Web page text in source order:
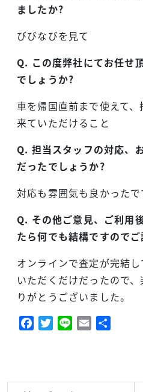
ましたか?
びびなびを見て
Q. この度弊社にてお任せ
でしょうか?
車を帰国直前まで使えて
来ていただけること
Q. 担当スタッフの対応、
だったでしょうか?
対応も雰囲気も良かったで
Q. その他ご意見、ご利用
たら何でも結構ですのでご
オンラインで査定が完結
いただくだけだったので
りがとうございました。
Facebook
Twitter
Line Email